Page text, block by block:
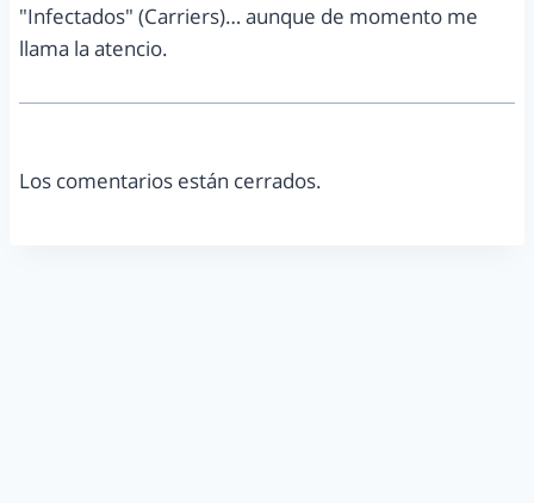
"Infectados" (Carriers)… aunque de momento me
llama la atencio.
Los comentarios están cerrados.